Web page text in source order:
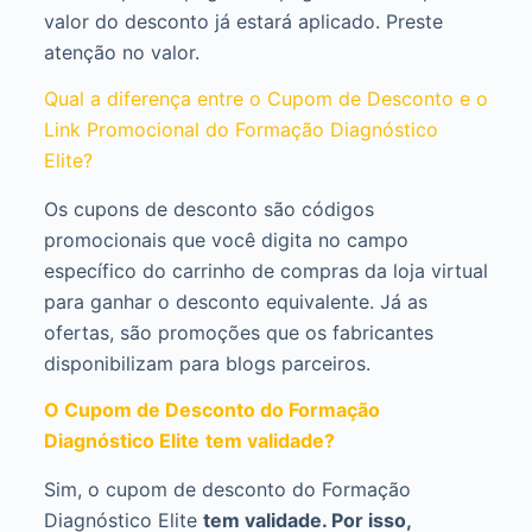
valor do desconto já estará aplicado. Preste
atenção no valor.
Qual a diferença entre o Cupom de Desconto e o
Link Promocional do Formação Diagnóstico
Elite?
Os cupons de desconto são códigos
promocionais que você digita no campo
específico do carrinho de compras da loja virtual
para ganhar o desconto equivalente. Já as
ofertas, são promoções que os fabricantes
disponibilizam para blogs parceiros.
O Cupom de Desconto do Formação
Diagnóstico Elite tem validade?
Sim, o cupom de desconto do Formação
Diagnóstico Elite tem validade. Por isso,